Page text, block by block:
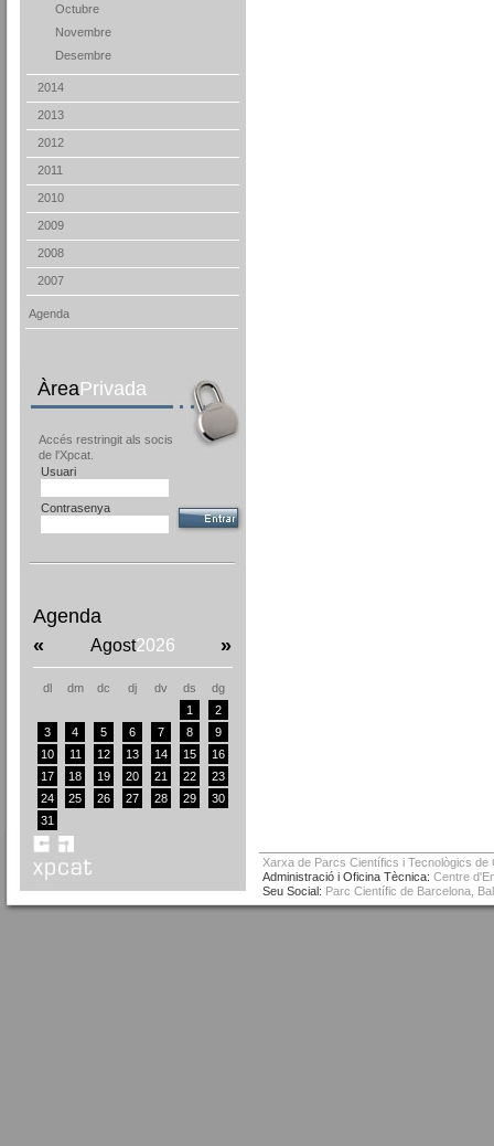
Octubre
Novembre
Desembre
2014
2013
2012
2011
2010
2009
2008
2007
Agenda
ÀreaPrivada
Accés restringit als socis
de l'Xpcat.
Usuari
Contrasenya
Agenda
«
Agost2026 »
dl dm dc dj dv ds
dg
1
2
3
4 5 6 7 8
9
10
11 12 13 14 15
16
17
18 19 20 21 22
23
24
25 26 27 28 29
30
31
Xarxa de Parcs Científics i Tecnològics
Administració i Oficina Tècnica: Centre
Seu Social: Parc Científic de Barcelona,